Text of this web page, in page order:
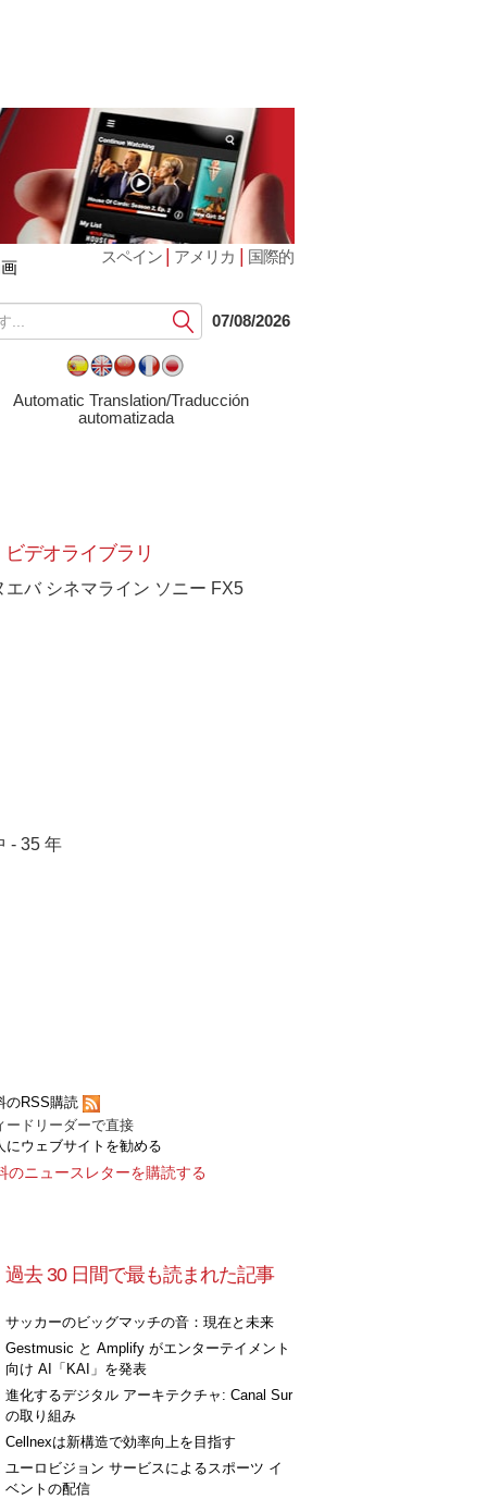
スペイン | アメリカ | 国際的
提
出
る
07/08/2026
Automatic Translation/Traducción
automatizada
ビデオライブラリ
エバ シネマライン ソニー FX5
- 35 年
のRSS購読
ードリーダーで直接
にウェブサイトを勧める
のニュースレターを購読する
過去 30 日間で最も読まれた記事
サッカーのビッグマッチの音：現在と未来
Gestmusic と Amplify がエンターテイメント
向け AI「KAI」を発表
進化するデジタル アーキテクチャ: Canal Sur
の取り組み
Cellnexは新構造で効率向上を目指す
ユーロビジョン サービスによるスポーツ イ
ベントの配信